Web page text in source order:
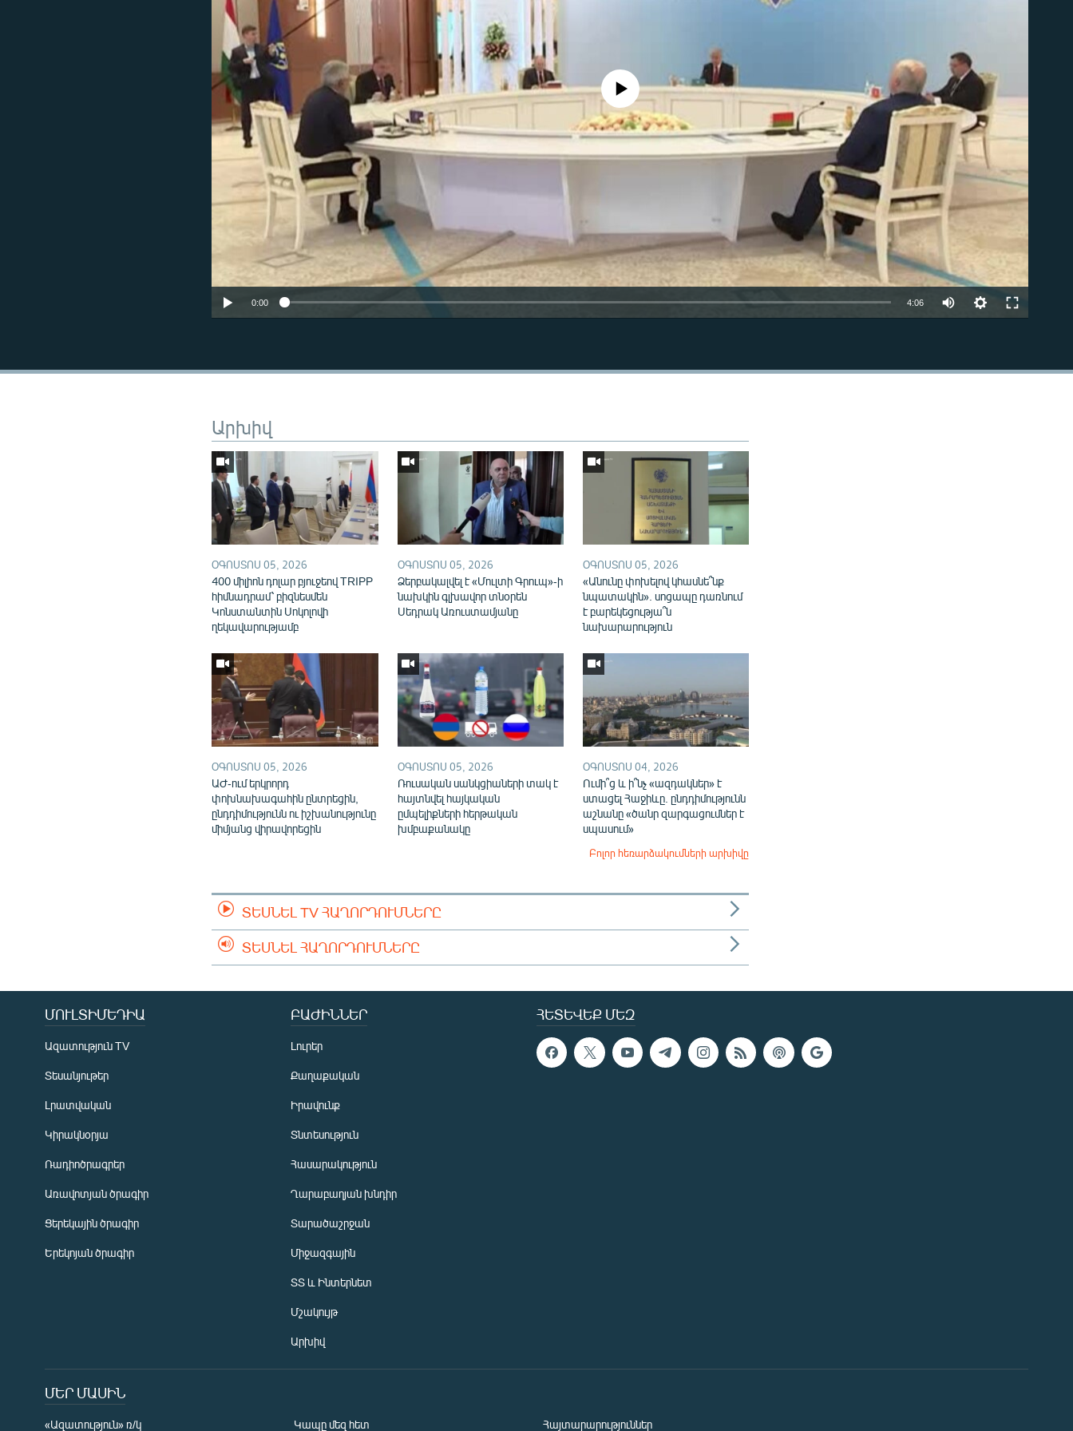
Auto 240p 360p
No media source currently available
0:00 4:06
Արխիվ
ՕԳՈՍՏՈՍ 05, 2026
400 միլիոն դոլար բյուջեով TRIPP
հիմնադրամ՝ բիզնեսմեն
Կոնստանտին Սոկոլովի
ղեկավարությամբ
ՕԳՈՍՏՈՍ 05, 2026
Ձերբակալվել է «Մուլտի Գրուպ»-ի
նախկին գլխավոր տնօրեն
Սեդրակ Առուստամյանը
ՕԳՈՍՏՈՍ 05, 2026
«Անունը փոխելով կհասնե՞նք
նպատակին». սոցապը դառնում
է բարեկեցությա՞ն
նախարարություն
ՕԳՈՍՏՈՍ 05, 2026
ԱԺ-ում երկրորդ
փոխնախագահին ընտրեցին,
ընդդիմությունն ու իշխանությունը
միմյանց վիրավորեցին
ՕԳՈՍՏՈՍ 05, 2026
Ռուսական սանկցիաների տակ է
հայտնվել հայկական
ըմպելիքների հերթական
խմբաքանակը
ՕԳՈՍՏՈՍ 04, 2026
Ումի՞ց և ի՞նչ «ազդակներ» է
ստացել Հաջիևը. ընդդիմությունն
աշնանը «ծանր զարգացումներ է
սպասում»
Բոլոր հեռարձակումների արխիվը
ՏԵՍՆԵԼ TV ՀԱՂՈՐԴՈՒՄՆԵՐԸ
ՏԵՍՆԵԼ ՀԱՂՈՐԴՈՒՄՆԵՐԸ
ՀԵՏԵՎԵՔ ՄԵԶ
ՄՈՒԼՏԻՄԵԴԻԱ
Ազատություն TV
Տեսանյութեր
Լրատվական
Կիրակնօրյա
Ռադիոծրագրեր
Առավոտյան ծրագիր
Ցերեկային ծրագիր
Երեկոյան ծրագիր
ԲԱԺԻՆՆԵՐ
Լուրեր
Քաղաքական
Իրավունք
Տնտեսություն
Հասարակություն
Ղարաբաղյան խնդիր
Տարածաշրջան
Միջազգային
ՏՏ և Ինտերնետ
Մշակույթ
Արխիվ
ՄԵՐ ՄԱՍԻՆ
«Ազատություն» ռ/կ Կապը մեզ հետ Հայտարարություններ